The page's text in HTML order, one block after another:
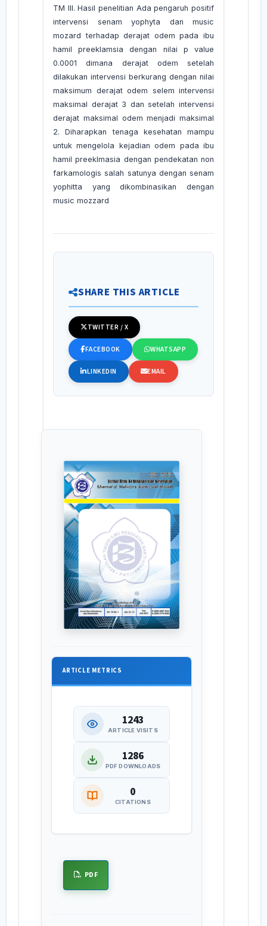
TM III. Hasil penelitian Ada pengaruh positif
intervensi senam yophyta dan music
mozard terhadap derajat odem pada ibu
hamil preeklamsia dengan nilai p value
0.0001 dimana derajat odem setelah
dilakukan intervensi berkurang dengan nilai
maksimum derajat odem selem intervensi
maksimal derajat 3 dan setelah intervensi
derajat maksimal odem menjadi maksimal
2. Diharapkan tenaga kesehatan mampu
untuk mengelola kejadian odem pada ibu
hamil preeklmasia dengan pendekatan non
farkamologis salah satunya dengan senam
yophitta yang dikombinasikan dengan
music mozzard
SHARE THIS ARTICLE
TWITTER / X
FACEBOOK WHATSAPP
LINKEDIN EMAIL
ARTICLE METRICS
1243
ARTICLE VISITS
1286
PDF DOWNLOADS
0
CITATIONS
PDF